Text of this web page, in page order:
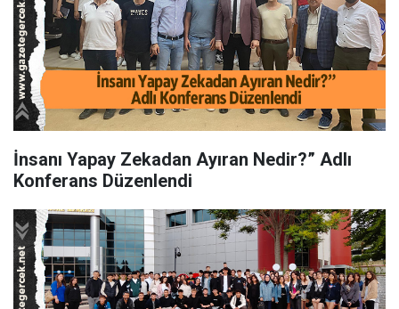
İnsanı Yapay Zekadan Ayıran Nedir?” Adlı
Konferans Düzenlendi